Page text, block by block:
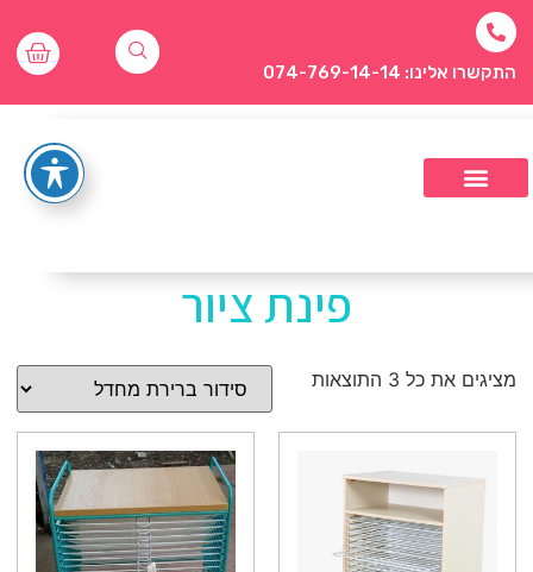
התקשרו אלינו: 074-769-14-14
פינת ציור
מציגים את כל ⁦3⁩ התוצאות